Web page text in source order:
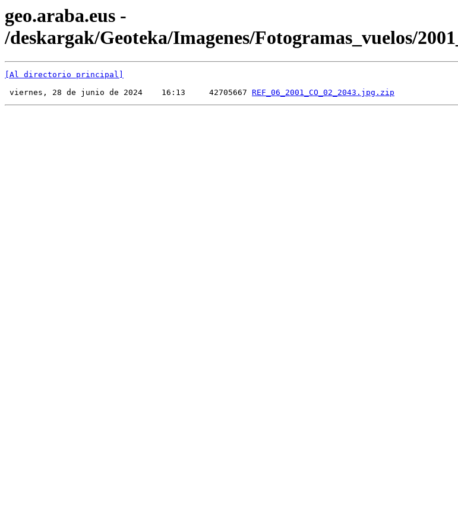
geo.araba.eus -
/deskargak/Geoteka/Imagenes/Fotogramas_vuelos/
[Al directorio principal]
viernes, 28 de junio de 2024    16:13     42705667 REF_06_2001_CO_02_2043.jpg.zip